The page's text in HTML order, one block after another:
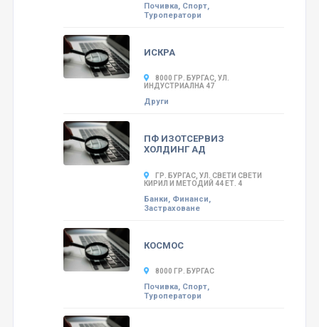
Почивка, Спорт,
Туроператори
ИСКРА
8000 ГР. БУРГАС, УЛ.
ИНДУСТРИАЛНА 47
Други
ПФ ИЗОТСЕРВИЗ
ХОЛДИНГ АД
ГР. БУРГАС, УЛ. СВЕТИ СВЕТИ
КИРИЛ И МЕТОДИЙ 44 ЕТ. 4
Банки, Финанси,
Застраховане
КОСМОС
8000 ГР. БУРГАС
Почивка, Спорт,
Туроператори